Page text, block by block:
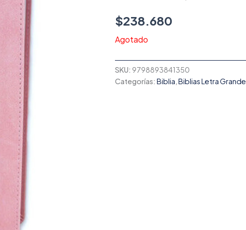
$238.680
Agotado
SKU: 9798893841350
Categorías: Biblia,Biblias Letra Grande